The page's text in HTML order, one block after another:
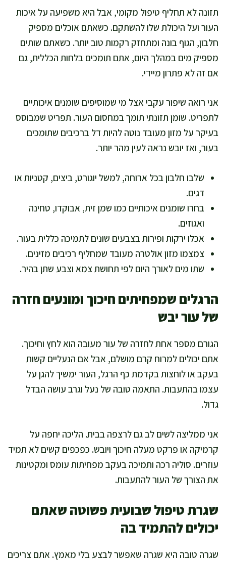
תזונה לא תחליף טיפול מקומי, אבל היא משפיעה על איכות
העור ועל היכולת שלו להשתקם. כשאתם אוכלים מספיק
חלבון, הגוף בונה ומתחזק רקמות טוב יותר. כשאתם שותים
מספיק מים במהלך היום, אתם תומכים בלחות הכללית, גם
אם זה לא פתרון מיידי.
אני רואה שיפור עקבי אצל מי שמוסיפים שומנים איכותיים
לתפריט. שומן תזונתי תומך במחסום העור. תפריט שמבוסס
בעיקר על מזון מעובד נוטה להיות דל ברכיבים שתומכים
בעור, ואז יובש נראה לעין מהר יותר.
שלבו חלבון בכל ארוחה, למשל יוגורט, ביצים, קטניות או
דגים.
בחרו שומנים איכותיים כמו שמן זית, אבוקדו, טחינה
ואגוזים.
אכלו ירקות ופירות בצבעים שונים לתמיכה כללית בעור.
צמצמו מזון אולטרה מעובד שמחליף רכיבים מזינים.
שתו מים לאורך היום לפי תחושת צמא וצבע שתן בהיר.
הרגלים שמפחיתים חיכוך ומונעים חזרה
של עור יבש
הגורם מספר אחת לחזרה של עור מעובה הוא לחץ וחיכוך.
אתם יכולים למרוח קרם מושלם, אבל אם הנעליים קשות
בעקב או לוחצות בקדמת כף הרגל, העור ימשיך להגן על
עצמו בהתעבות. התאמה טובה של נעל וגרב עושה הבדל
גדול.
אני ממליצה לשים לב גם לרצפה בבית. הליכה יחפה על
קרמיקה או פרקט מעלה חיכוך ויובש. כפכפים קשים לא תמיד
עוזרים. סוליה רכה ותמיכה בעקב מפחיתות עומס ומקטינות
את הצורך של העור להתעבות.
שגרת טיפול שבועית פשוטה שאתם
יכולים להתמיד בה
שגרה טובה היא שגרה שאפשר לבצע בלי מאמץ. אתם צריכים